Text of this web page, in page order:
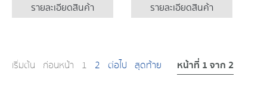
รายละเอียดสินค้า รายละเอียดสินค้า
เริ่มต้น ก่อนหน้า 1 2 ต่อไป สุดท้าย หน้าที่ 1 จาก 2